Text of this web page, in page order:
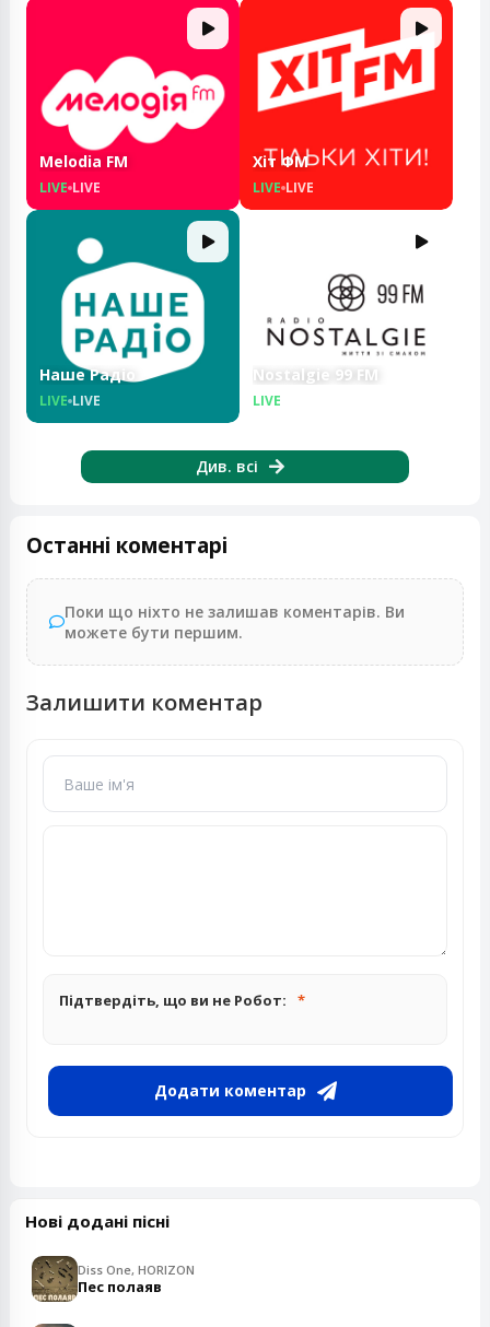
Melodia FM
LIVE LIVE
Хіт ФМ
LIVE LIVE
Наше Радіо
LIVE LIVE
Nostalgie 99 FM
LIVE
Див. всі
Останні коментарі
Поки що ніхто не залишав коментарів. Ви
можете бути першим.
Залишити коментар
Підтвердіть, що ви не Робот:
Додати коментар
Нові додані пісні
Diss One, HORIZON
Пес полаяв